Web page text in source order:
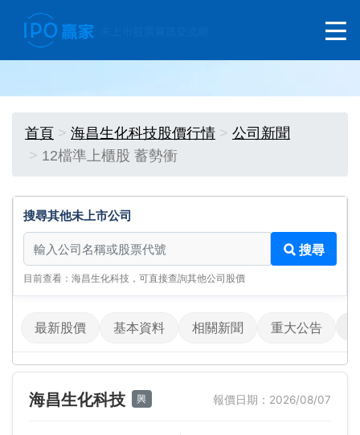
首頁 海昌生化科技股價行情
公司新聞
12檔準上櫃股 蓄勢衝
搜尋其他未上市公司
搜尋其他未上市公司
搜尋
目前查看：海昌生化科技，可直接查詢其他公司股價
最新股價 基本資料 相關新聞 重大公告
海昌生化科技 興 報價日期：2026/08/07